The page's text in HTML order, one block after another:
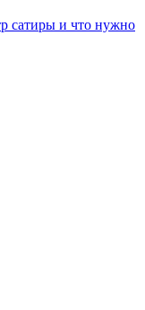
сатиры и что нужно